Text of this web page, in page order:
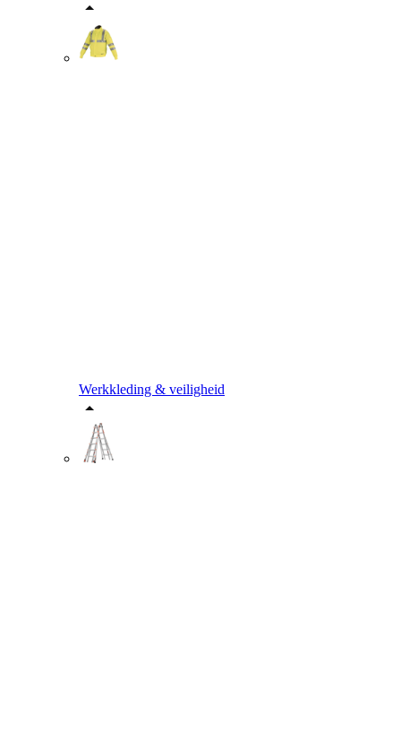
Werkkleding & veiligheid